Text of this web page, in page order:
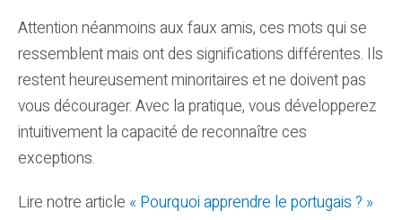
Attention néanmoins aux faux amis, ces mots qui se
ressemblent mais ont des significations différentes. Ils
restent heureusement minoritaires et ne doivent pas
vous décourager. Avec la pratique, vous développerez
intuitivement la capacité de reconnaître ces
exceptions.
Lire notre article « Pourquoi apprendre le portugais ? »